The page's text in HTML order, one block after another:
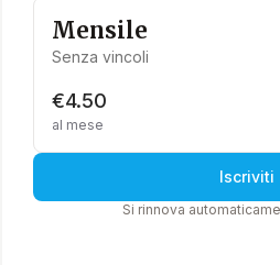
Mensile
Senza vincoli
€4.50
al mese
Iscriviti
Si rinnova